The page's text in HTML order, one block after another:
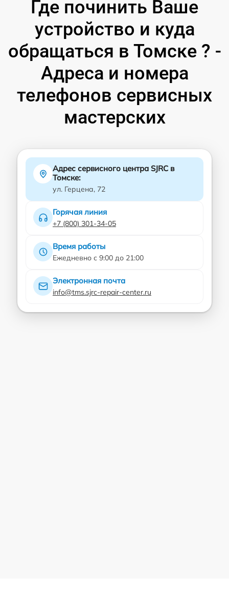
Где починить Ваше
устройство и куда
обращаться в Томске ? -
Адреса и номера
телефонов сервисных
мастерских
Адрес сервисного центра SJRC в
Томске:
ул. Герцена, 72
Горячая линия
+7 (800) 301-34-05
Время работы
Ежедневно с 9:00 до 21:00
Электронная почта
info@tms.sjrc-repair-center.ru